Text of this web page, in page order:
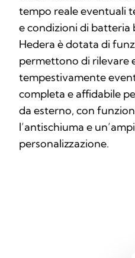
tempo reale eventuali
e condizioni di batteria
Hedera è dotata di
permettono di rilevare
tempestivamente
completa e affidabile
da esterno, con
l’antischiuma e
personalizzazione.